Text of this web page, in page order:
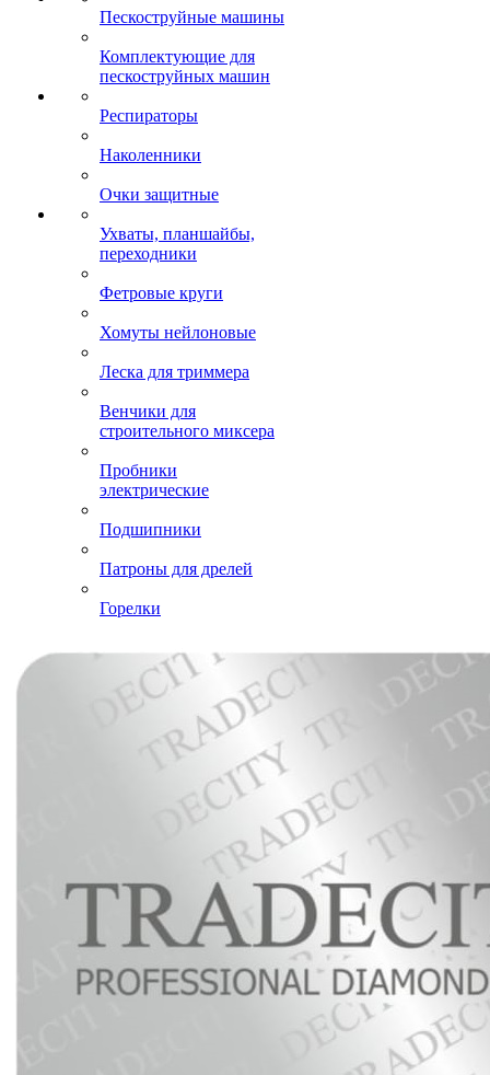
Пескоструйные машины
Комплектующие для
пескоструйных машин
Респираторы
Наколенники
Очки защитные
Ухваты, планшайбы,
переходники
Фетровые круги
Хомуты нейлоновые
Леска для триммера
Венчики для
строительного миксера
Пробники
электрические
Подшипники
Патроны для дрелей
Горелки